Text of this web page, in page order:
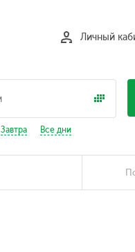
Личный
Завтра Все дни